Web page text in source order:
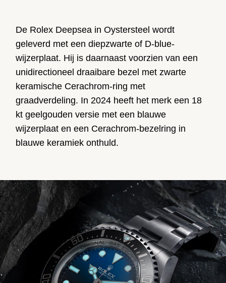
De Rolex Deepsea in Oystersteel wordt
geleverd met een diepzwarte of D-blue-
wijzerplaat. Hij is daarnaast voorzien van een
unidirectioneel draaibare bezel met zwarte
keramische Cerachrom-ring met
graadverdeling. In 2024 heeft het merk een 18
kt geelgouden versie met een blauwe
wijzerplaat en een Cerachrom-bezelring in
blauwe keramiek onthuld.